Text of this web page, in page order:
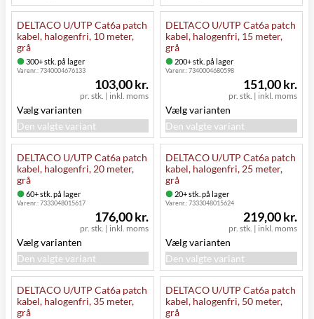
DELTACO U/UTP Cat6a patch
kabel, halogenfri, 10 meter,
grå
300+ stk. på lager
Varenr.:7340004676133
pr. stk. | inkl. moms
103,00 kr.
Vælg varianten
Den valgte variant
DELTACO U/UTP Cat6a patch
kabel, halogenfri, 15 meter,
grå
200+ stk. på lager
Varenr.:7340004680598
pr. stk. | inkl. moms
151,00 kr.
Vælg varianten
Den valgte variant
DELTACO U/UTP Cat6a patch
kabel, halogenfri, 20 meter,
grå
60+ stk. på lager
Varenr.:7333048015617
pr. stk. | inkl. moms
176,00 kr.
Vælg varianten
Den valgte variant
DELTACO U/UTP Cat6a patch
kabel, halogenfri, 25 meter,
grå
20+ stk. på lager
Varenr.:7333048015624
pr. stk. | inkl. moms
219,00 kr.
Vælg varianten
Den valgte variant
DELTACO U/UTP Cat6a patch
kabel, halogenfri, 35 meter,
grå
DELTACO U/UTP Cat6a patch
kabel, halogenfri, 50 meter,
grå